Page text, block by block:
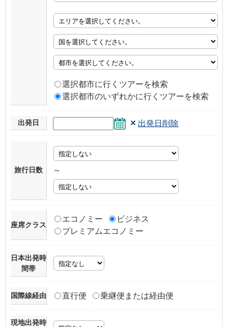
選択都市に行くツアーを検索
選択都市のいずれかに行くツアーを検索
出発日 × 出発日削除
旅行日数 ～
座席クラス
エコノミー
ビジネス
プレミアムエコノミー
日本出発時
間帯
国際線経由 直行便 乗継便または経由便
現地出発時